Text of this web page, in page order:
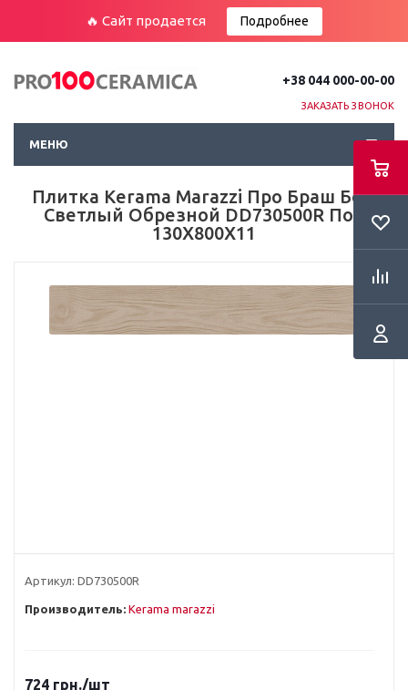
🔥 Сайт продается Подробнее
+38 044 000-00-00
ЗАКАЗАТЬ ЗВОНОК
МЕНЮ
Плитка Kerama Marazzi Про Браш Беж
Светлый Обрезной DD730500R Пол
130Х800Х11
Артикул: DD730500R
Производитель: Kerama marazzi
724 грн./шт